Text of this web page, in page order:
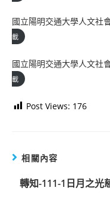
國立陽明交通大學人文社
載
國立陽明交通大學人文社
載
Post Views: 176
相關內容
轉知-111-1日月之光